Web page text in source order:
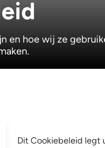
en hoe wij ze
Dit Cookiebeleid legt